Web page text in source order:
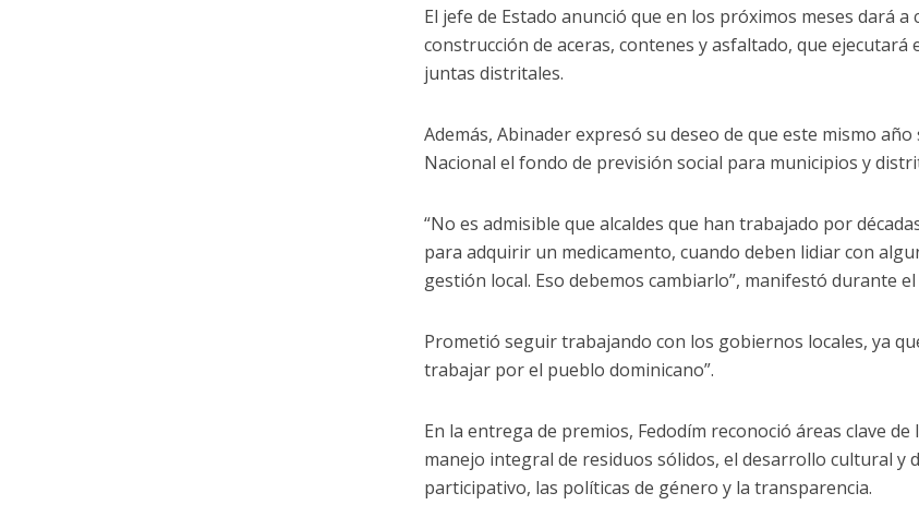
El jefe de Estado anunció que en los próximos meses dará
construcción de aceras, contenes y asfaltado, que ejecutará
juntas distritales.
Además, Abinader expresó su deseo de que este mismo
Nacional el fondo de previsión social para municipios y
“No es admisible que alcaldes que han trabajado por
para adquirir un medicamento, cuando deben lidiar con
gestión local. Eso debemos cambiarlo”, manifestó durante
Prometió seguir trabajando con los gobiernos locales, ya
trabajar por el pueblo dominicano”.
En la entrega de premios, Fedodím reconoció áreas clave
manejo integral de residuos sólidos, el desarrollo cultural y
participativo, las políticas de género y la transparencia.